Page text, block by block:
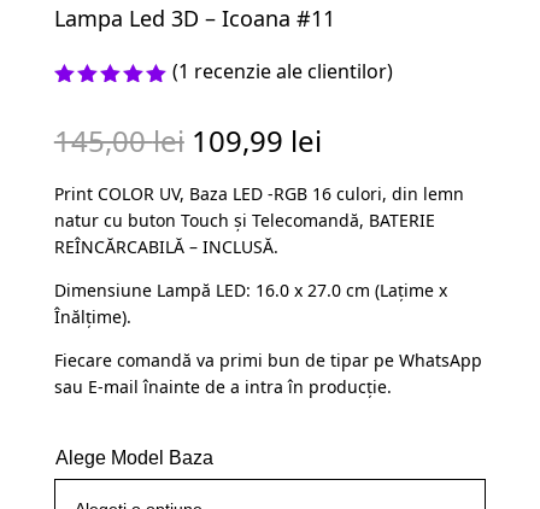
Lampa Led 3D – Icoana #11
pe baza
unei
evaluări
(1 recenzie ale clientilor)
145,00lei Prețul
a
fost:
109,99 leiPrețul
este:
109,99 lei.
Print COLOR UV, Baza LED -RGB 16 culori, din lemn
natur cu buton Touch și Telecomandă, BATERIE
REÎNCĂRCABILĂ – INCLUSĂ.
Dimensiune Lampă LED: 16.0 x 27.0 cm (Lațime x
Înălțime).
Fiecare comandă va primi bun de tipar pe WhatsApp
sau E-mail înainte de a intra în producție.
Alege Model Baza